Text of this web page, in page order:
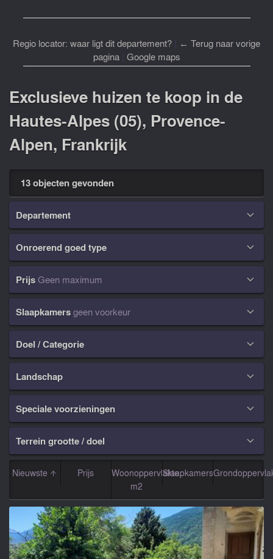
Regio locator: waar ligt dit departement?
← Terug naar vorige
pagina| Google maps
Exclusieve huizen te koop in de
Hautes-Alpes (05), Provence-
Alpen, Frankrijk
13 objecten gevonden
Departement 
Onroerend goed type 
PrijsGeen maximum 
Slaapkamersgeen voorkeur 
Doel / Categorie 
Landschap 
Speciale voorzieningen 
Terrein grootte / doel 
Nieuwste Prijs
Woonoppervlakte
m2
Slaapkamers